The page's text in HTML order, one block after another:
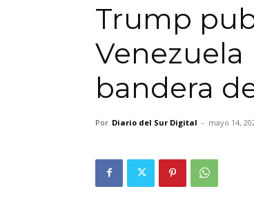
Trump
bandera
Por Diario del Sur Digital - mayo 14,